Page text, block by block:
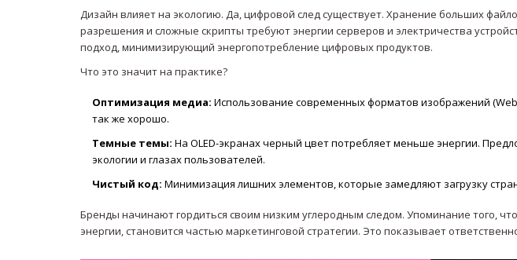
Дизайн влияет на экологию. Да, цифровой след существует. Хранение больших
разрешения и сложные скрипты требуют энергии серверов и электричества
подход, минимизирующий энергопотребление цифровых продуктов.
Что это значит на практике?
Оптимизация медиа: Использование современных форматов изображений
так же хорошо.
Темные темы: На OLED-экранах черный цвет потребляет меньше энергии.
экологии и глазах пользователей.
Чистый код: Минимизация лишних элементов, которые замедляют загрузку
Бренды начинают гордиться своим низким углеродным следом. Упоминание того,
энергии, становится частью маркетинговой стратегии. Это показывает